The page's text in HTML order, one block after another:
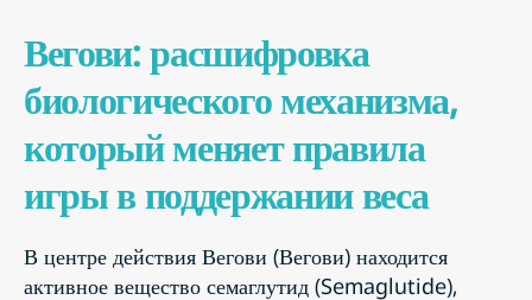
Вегови: расшифровка
биологического механизма,
который меняет правила
игры в поддержании веса
В центре действия Вегови (Вегови) находится
активное вещество семаглутид (Semaglutide),